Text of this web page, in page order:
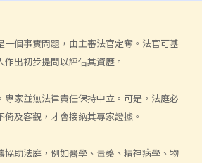
一個事實問題，由主審法官定奪。法官可基
出初步提問以評估其資歷。
專家並無法律責任保持中立。可是，法庭必
及客觀，才會接納其專家證據。
協助法庭，例如醫學、毒藥、精神病學、物
例外情況
值
正當地取得證據，該如何處理？